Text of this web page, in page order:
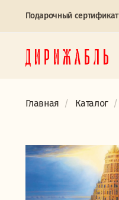
Подарочный сертификат
Главная Каталог